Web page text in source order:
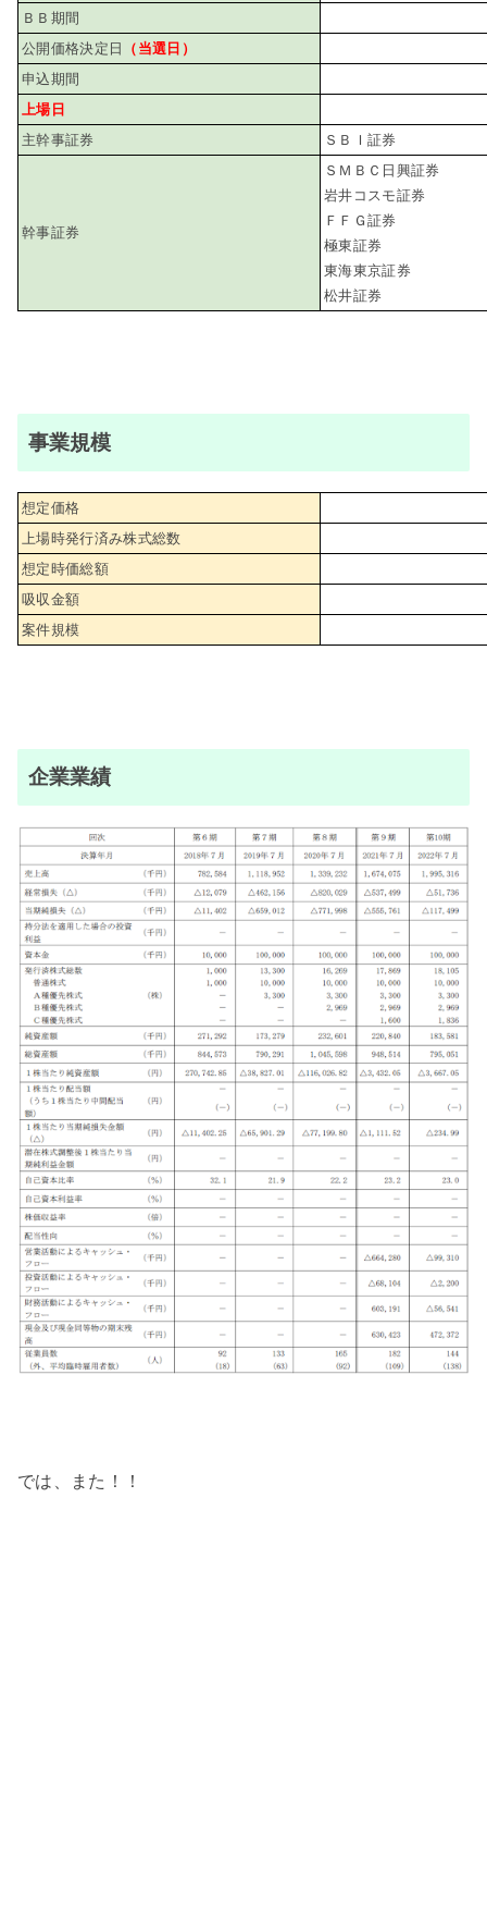
ＢＢ期間
公開価格決定日
（当選日）
申込期間
上場日
主幹事証券
ＳＢＩ証券
幹事証券
ＳＭＢＣ日興証券
岩井コスモ証券
ＦＦＧ証券
極東証券
東海東京証券
松井証券
事業規模
想定価格
上場時発行済み株式総数
想定時価総額
吸収金額
案件規模
企業業績
では、また！！